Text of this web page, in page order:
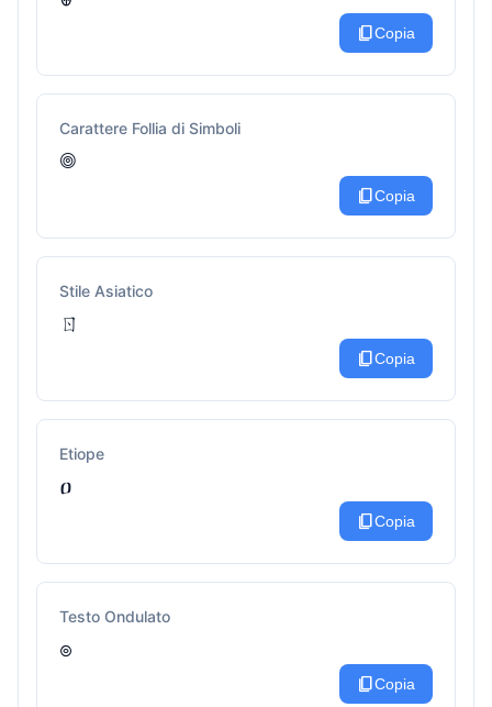
content_copyCopia
Carattere Follia di Simboli
𖣠
content_copyCopia
Stile Asiatico
ㄖ
content_copyCopia
Etiope
ዐ
content_copyCopia
Testo Ondulato
๏
content_copyCopia